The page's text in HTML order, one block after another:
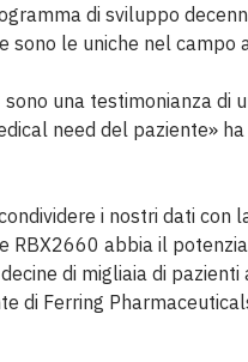
di sviluppo
sono le uniche nel campo
una testimonianza di
need del paziente»
i nostri dati
RBX2660 abbia il
di migliaia di
di Ferring